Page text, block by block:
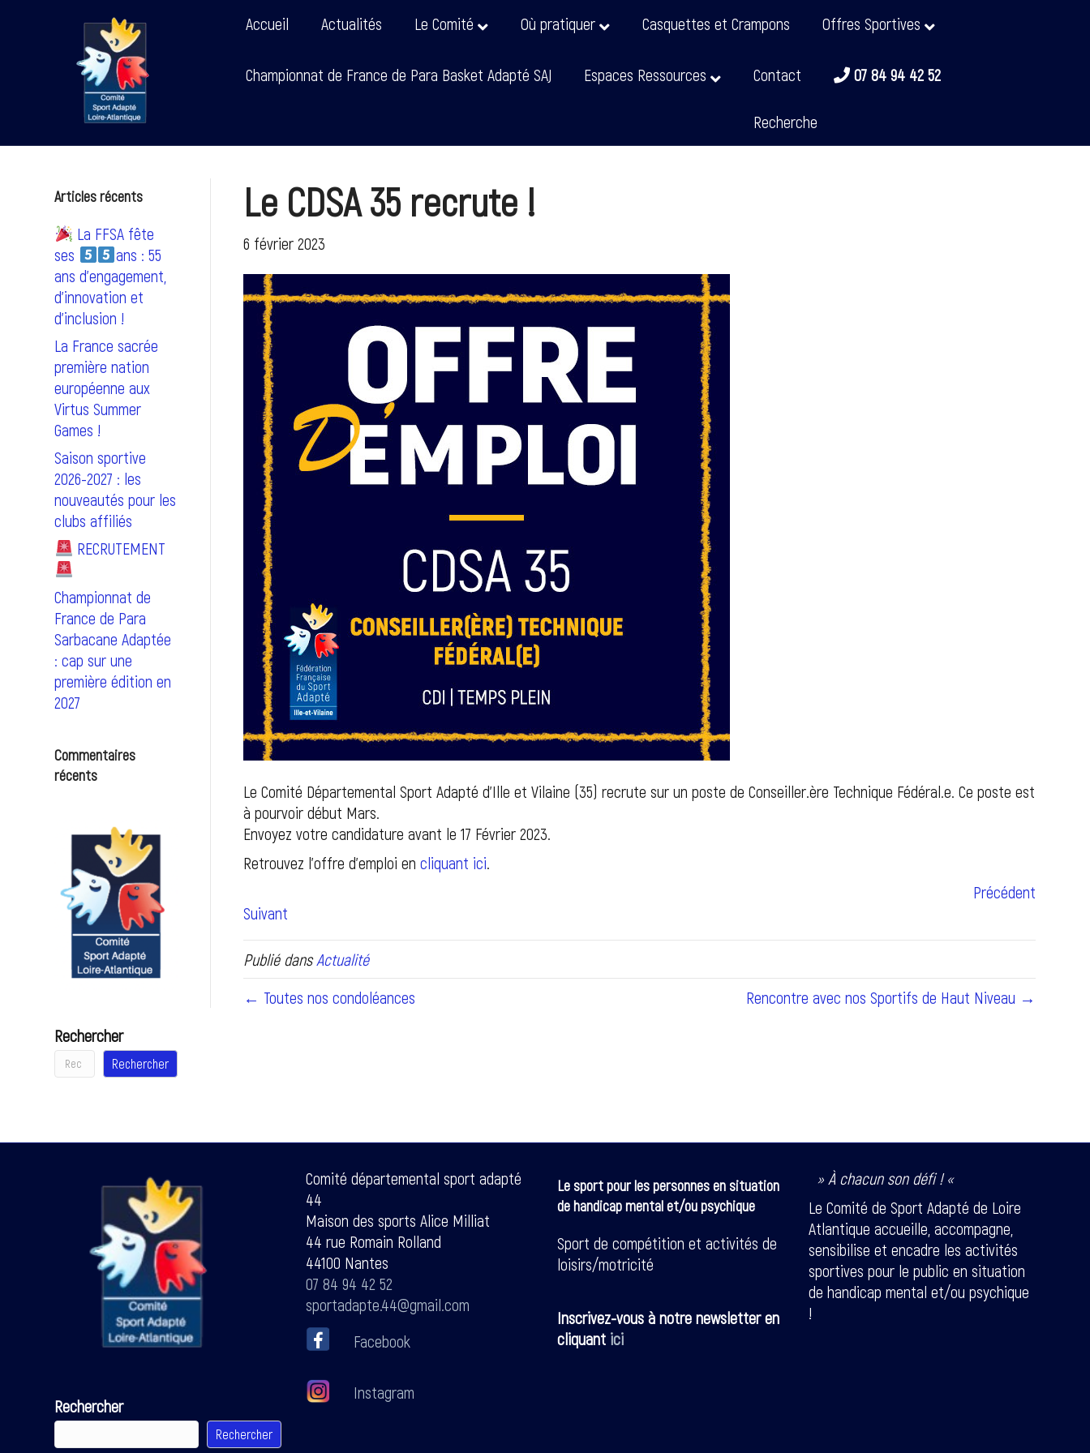
Accueil Actualités Le Comité Où pratiquer Casquettes et Crampons Offres Sportives
Championnat de France de Para Basket Adapté SAJ Espaces Ressources Contact 07 84 94 42 52
Recherche
Articles récents
La FFSA fête
ses
ans : 55
ans d’engagement,
d’innovation et
d’inclusion !
La France sacrée
première nation
européenne aux
Virtus Summer
Games !
Saison sportive
2026-2027 : les
nouveautés pour les
clubs affiliés
RECRUTEMENT
Championnat de
France de Para
Sarbacane Adaptée
: cap sur une
première édition en
2027
Commentaires
récents
Rechercher
Rechercher
Le CDSA 35 recrute !
6 février 2023
Le Comité Départemental Sport Adapté d’Ille et Vilaine (35) recrute sur un poste de Conseiller.ère Technique Fédéral.e. Ce poste est
à pourvoir début Mars.
Envoyez votre candidature avant le 17 Février 2023.
Retrouvez l’offre d’emploi en cliquant ici.
Précédent
Suivant
Publié dansActualité
← Toutes nos condoléances
Rencontre avec nos Sportifs de Haut Niveau →
Rechercher
Rechercher
Comité départemental sport adapté
44
Maison des sports Alice Milliat
44 rue Romain Rolland
44100 Nantes
07 84 94 42 52
sportadapte.44@gmail.com
Facebook
Instagram
Le sport pour les personnes en situation
de handicap mental et/ou psychique
Sport de compétition et activités de
loisirs/motricité
Inscrivez-vous à notre newsletter en
cliquant ici
» À chacun son défi ! «
Le Comité de Sport Adapté de Loire
Atlantique accueille, accompagne,
sensibilise et encadre les activités
sportives pour le public en situation
de handicap mental et/ou psychique
!